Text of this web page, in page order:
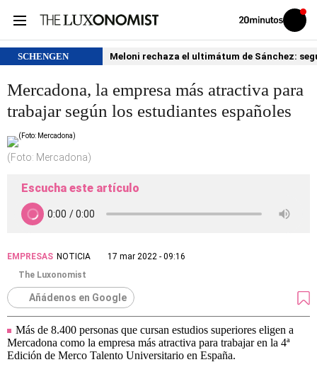
Volver
Iniciar
sesión
SCHENGEN Meloni rechaza el ultimátum de Sánchez:
Mercadona, la empresa más atractiva para
trabajar según los estudiantes españoles
(Foto: Mercadona)
Escucha este artículo
EMPRESAS NOTICIA
17 mar 2022 - 09:16
The Luxonomist
Añádenos en Google
Más de 8.400 personas que cursan estudios superiores eligen a
Mercadona como la empresa más atractiva para trabajar en la 4ª
Edición de Merco Talento Universitario en España.